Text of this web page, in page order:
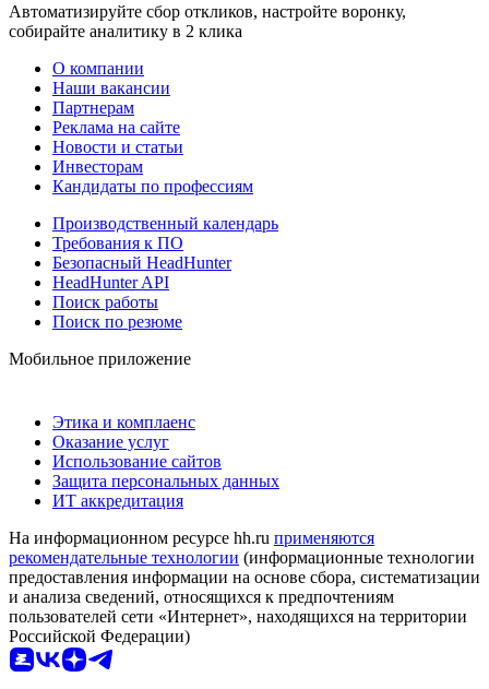
Автоматизируйте сбор откликов, настройте воронку,
собирайте аналитику в 2 клика
О компании
Наши вакансии
Партнерам
Реклама на сайте
Новости и статьи
Инвесторам
Кандидаты по профессиям
Производственный календарь
Требования к ПО
Безопасный HeadHunter
HeadHunter API
Поиск работы
Поиск по резюме
Мобильное приложение
Этика и комплаенс
Оказание услуг
Использование сайтов
Защита персональных данных
ИТ аккредитация
На информационном ресурсе hh.ru применяются
рекомендательные технологии (информационные технологии
предоставления информации на основе сбора, систематизации
и анализа сведений, относящихся к предпочтениям
пользователей сети «Интернет», находящихся на территории
Российской Федерации)